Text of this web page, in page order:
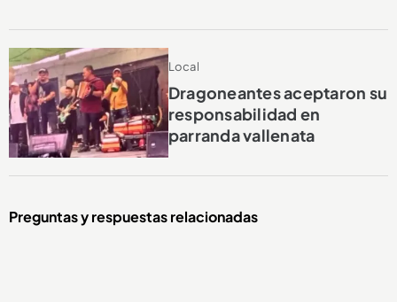
Local
Dragoneantes aceptaron su
responsabilidad en
parranda vallenata
Preguntas y respuestas relacionadas